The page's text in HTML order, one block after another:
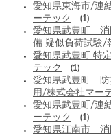
愛知県東海市/連
ーテック
(1)
愛知県武豊町 消
備 疑似負荷試験/
愛知県武豊町 特
テック
(1)
愛知県武豊町 防
用/株式会社マー
愛知県武豊町/連
ーテック
(1)
愛知県江南市 消